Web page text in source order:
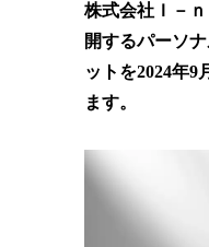
株式会社Ｉ－
開するパーソ
ットを2024年9
ます。